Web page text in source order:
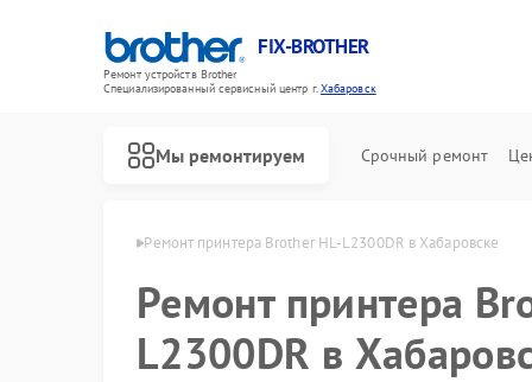
FIX-BROTHER
Ремонт устройств Brother
Специализированный cервисный центр г.Хабаровск
Мы ремонтируем Срочный ремонт
в Хабаровске Ремонт принтера Brother HL-L2300DR в Хабаровске
Ремонт принтера
L2300DR в